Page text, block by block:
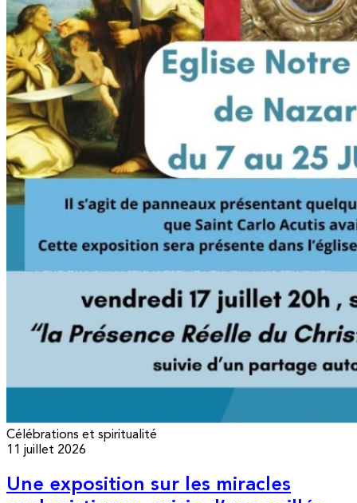
Célébrations et spiritualité
11 juillet 2026
Une exposition sur les miracles